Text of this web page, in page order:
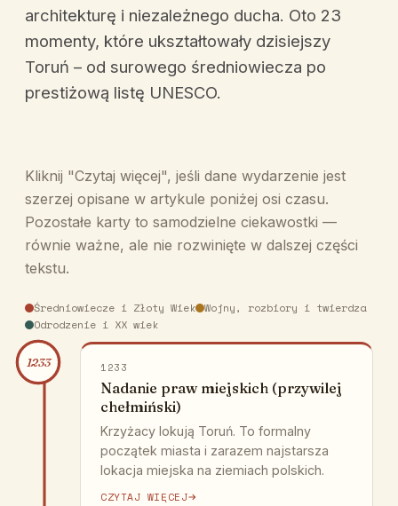
architekturę i niezależnego ducha. Oto 23
momenty, które ukształtowały dzisiejszy
Toruń – od surowego średniowiecza po
prestiżową listę UNESCO.
Kliknij "Czytaj więcej", jeśli dane wydarzenie jest
szerzej opisane w artykule poniżej osi czasu.
Pozostałe karty to samodzielne ciekawostki —
równie ważne, ale nie rozwinięte w dalszej części
tekstu.
Średniowiecze i Złoty Wiek Wojny, rozbiory i twierdza
Odrodzenie i XX wiek
1233 1233
Nadanie praw miejskich (przywilej
chełmiński)
Krzyżacy lokują Toruń. To formalny
początek miasta i zarazem najstarsza
lokacja miejska na ziemiach polskich.
CZYTAJ WIĘCEJ